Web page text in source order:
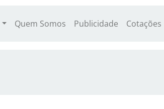
Quem Somos Publicidade Cotações